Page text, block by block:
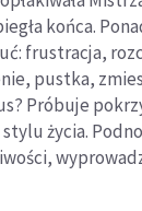
końca.
frustracja,
pustka,
Próbuje
życia.